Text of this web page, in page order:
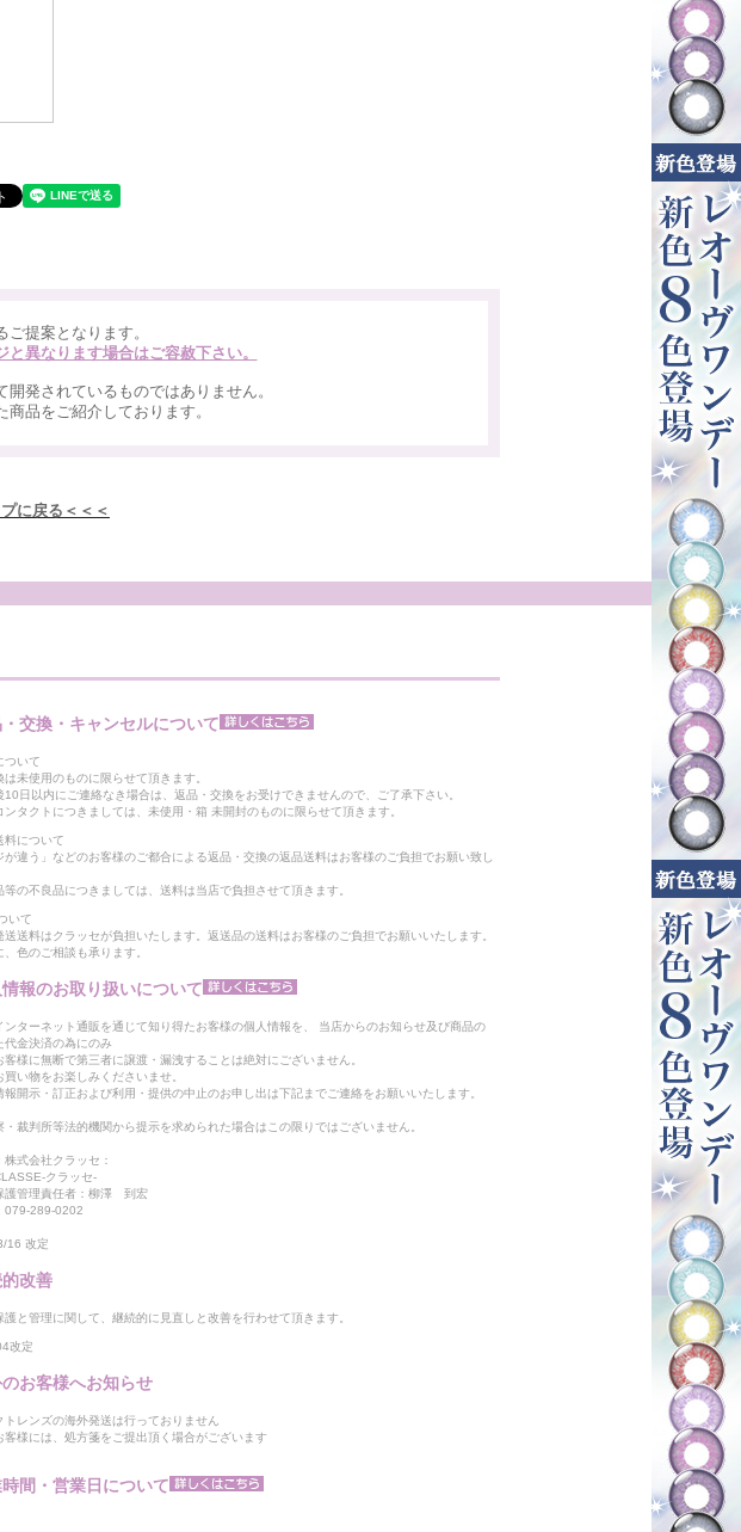
提案となります。
異なります場合はご容赦下さい。
発されているものではありません。
品をご紹介しております。
に戻る＜＜＜
交換・キャンセルについて
ついて
は未使用のものに限らせて頂きます。
10日以内にご連絡なき場合は、返品・交換をお受けできませんので、ご了承下さい。
タクトにつきましては、未使用・箱 未開封のものに限らせて頂きます。
料について
が違う」などのお客様のご都合による返品・交換の返品送料はお客様のご負担でお願い致し
等の不良品につきましては、送料は当店で負担させて頂きます。
いて
送送料はクラッセが負担いたします。返送品の送料はお客様のご負担でお願いいたします。
色のご相談も承ります。
報のお取り扱いについて
ンターネット通販を通じて知り得たお客様の個人情報を、 当店からのお知らせ及び商品の
代金決済の為にのみ
客様に無断で第三者に譲渡・漏洩することは絶対にございません。
買い物をお楽しみくださいませ。
報開示・訂正および利用・提供の中止のお申し出は下記までご連絡をお願いいたします。
・裁判所等法的機関から提示を求められた場合はこの限りではございません。
株式会社クラッセ：
クラッセ-
護管理責任者：柳澤 到宏
079-289-0202
16 改定
改善
護と管理に関して、継続的に見直しと改善を行わせて頂きます。
改定
お客様へお知らせ
トレンズの海外発送は行っておりません
客様には、処方箋をご提出頂く場合がございます
間・営業日について